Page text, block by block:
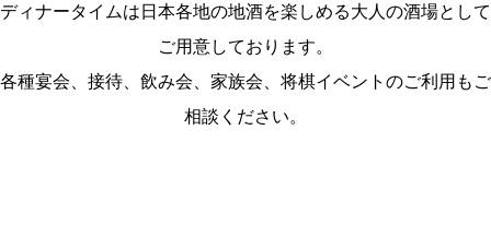
ディナータイムは日本各地の地酒を楽しめる大人の酒場として
ご用意しております。
各種宴会、接待、飲み会、家族会、将棋イベントのご利用もご
相談ください。